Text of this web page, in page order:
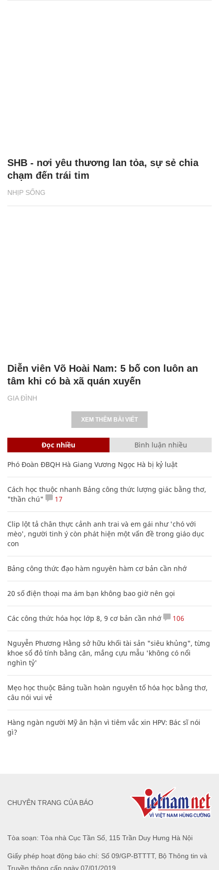
NHỊP SỐNG
SHB - nơi yêu thương lan tỏa, sự sẻ chia
chạm đến trái tim
GIA ĐÌNH
Diễn viên Võ Hoài Nam: 5 bố con luôn an
tâm khi có bà xã quán xuyến
XEM THÊM BÀI VIẾT
Đọc nhiều Bình luận nhiều
Phó Đoàn ĐBQH Hà Giang Vương Ngọc Hà bị kỷ luật
Cách học thuộc nhanh Bảng công thức lượng giác bằng thơ,
"thần chú"
17
Clip lột tả chân thực cảnh anh trai và em gái như 'chó với
mèo', người tinh ý còn phát hiện một vấn đề trong giáo dục
con
Bảng công thức đạo hàm nguyên hàm cơ bản cần nhớ
20 số điện thoại ma ám bạn không bao giờ nên gọi
Các công thức hóa học lớp 8, 9 cơ bản cần nhớ 106
Nguyễn Phương Hằng sở hữu khối tài sản "siêu khủng", từng
khoe sổ đỏ tính bằng cân, mắng cựu mẫu 'không có nổi
nghìn tỷ'
Mẹo học thuộc Bảng tuần hoàn nguyên tố hóa học bằng thơ,
câu nói vui vẻ
Hàng ngàn người Mỹ ân hận vì tiêm vắc xin HPV: Bác sĩ nói
gì?
Tòa soạn: Tòa nhà Cục Tần Số, 115 Trần Duy Hưng Hà Nội
Giấy phép hoạt động báo chí: Số 09/GP-BTTTT, Bộ Thông tin và
Truyền thông cấp ngày 07/01/2019.
CHUYÊN TRANG CỦA BÁO